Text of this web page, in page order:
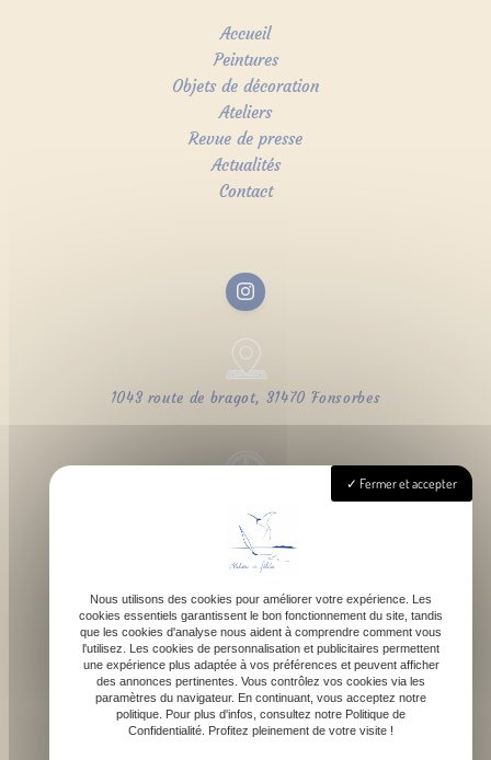
Accueil
Peintures
Objets de décoration
Ateliers
Revue de presse
Actualités
Contact
1043 route de bragot, 31470 Fonsorbes
Lundi - Samedi : 9h - 18h
contact@atelierdefelicie.fr
06 08 95 80 82
Fermer et accepter
Nous utilisons des cookies pour améliorer votre expérience. Les
cookies essentiels garantissent le bon fonctionnement du site, tandis
que les cookies d'analyse nous aident à comprendre comment vous
l'utilisez. Les cookies de personnalisation et publicitaires permettent
une expérience plus adaptée à vos préférences et peuvent afficher
des annonces pertinentes. Vous contrôlez vos cookies via les
paramètres du navigateur. En continuant, vous acceptez notre
politique. Pour plus d'infos, consultez notre Politique de
Confidentialité. Profitez pleinement de votre visite !